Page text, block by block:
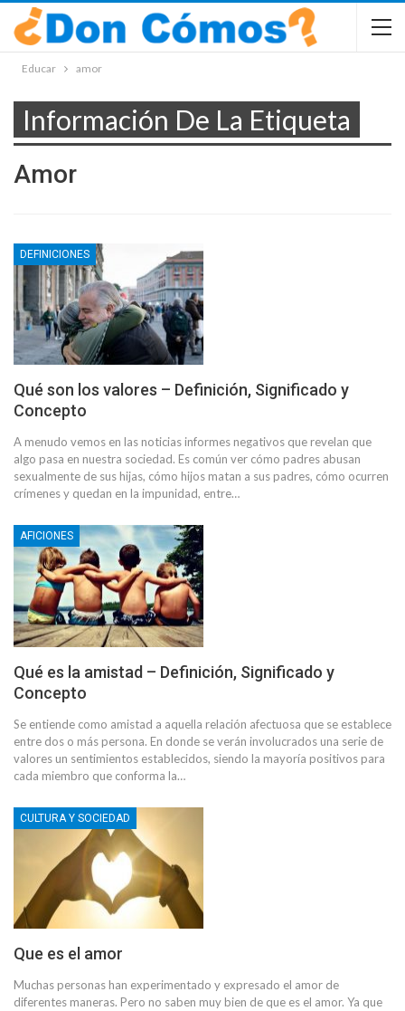
Educar amor
Información De La Etiqueta
Amor
DEFINICIONES
Qué son los valores – Definición, Significado y
Concepto
A menudo vemos en las noticias informes negativos que revelan que
algo pasa en nuestra sociedad. Es común ver cómo padres abusan
sexualmente de sus hijas, cómo hijos matan a sus padres, cómo ocurren
crímenes y quedan en la impunidad, entre…
AFICIONES
Qué es la amistad – Definición, Significado y
Concepto
Se entiende como amistad a aquella relación afectuosa que se establece
entre dos o más persona. En donde se verán involucrados una serie de
valores un sentimientos establecidos, siendo la mayoría positivos para
cada miembro que conforma la…
CULTURA Y SOCIEDAD
Que es el amor
Muchas personas han experimentado y expresado el amor de
diferentes maneras. Pero no saben muy bien de que es el amor. Ya que